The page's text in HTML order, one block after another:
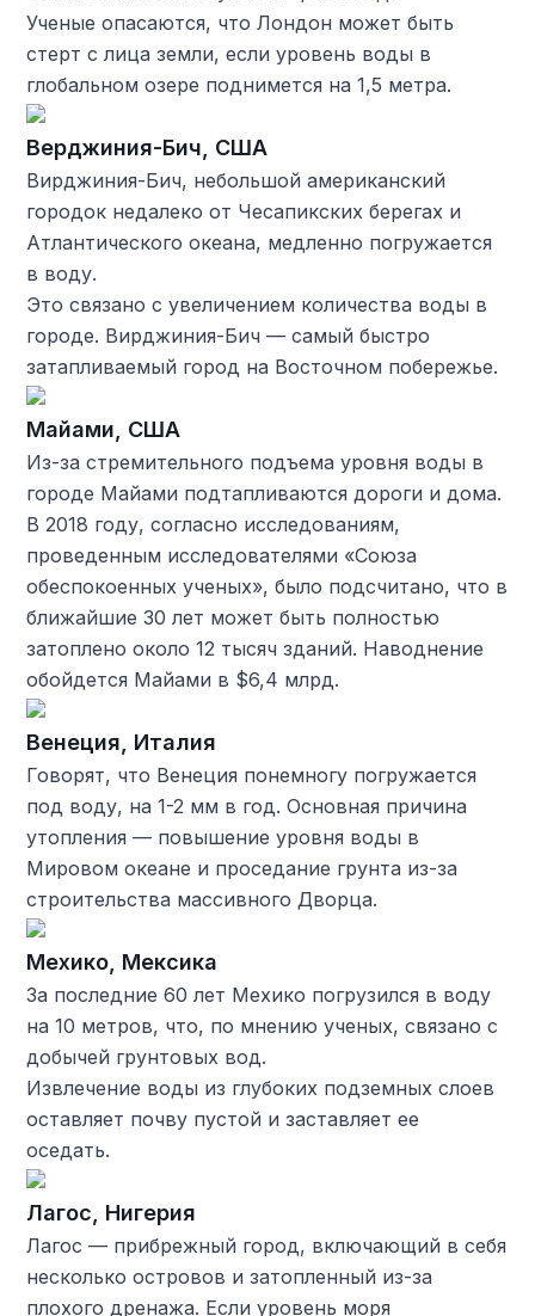
Ученые опасаются, что Лондон может быть
стерт с лица земли, если уровень воды в
глобальном озере поднимется на 1,5 метра.
Верджиния-Бич, США
Вирджиния-Бич, небольшой американский
городок недалеко от Чесапикских берегах и
Атлантического океана, медленно погружается
в воду.
Это связано с увеличением количества воды в
городе. Вирджиния-Бич — самый быстро
затапливаемый город на Восточном побережье.
Майами, США
Из-за стремительного подъема уровня воды в
городе Майами подтапливаются дороги и дома.
В 2018 году, согласно исследованиям,
проведенным исследователями «Союза
обеспокоенных ученых», было подсчитано, что в
ближайшие 30 лет может быть полностью
затоплено около 12 тысяч зданий. Наводнение
обойдется Майами в $6,4 млрд.
Венеция, Италия
Говорят, что Венеция понемногу погружается
под воду, на 1-2 мм в год. Основная причина
утопления — повышение уровня воды в
Мировом океане и проседание грунта из-за
строительства массивного Дворца.
Мехико, Мексика
За последние 60 лет Мехико погрузился в воду
на 10 метров, что, по мнению ученых, связано с
добычей грунтовых вод.
Извлечение воды из глубоких подземных слоев
оставляет почву пустой и заставляет ее
оседать.
Лагос, Нигерия
Лагос — прибрежный город, включающий в себя
несколько островов и затопленный из-за
плохого дренажа. Если уровень моря